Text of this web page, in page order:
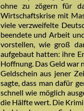
ohne zu zögern für
Wirtschaftskrise mit
viele verzweifelte
beendete und Arbeit
vorstellen, wie groß
aufgebaut hatten: ihre
Hoffnung. Das Geld war
Geldschein aus jener
sagte, dass man dafür
schnell wie möglich
die Hälfte wert. Die